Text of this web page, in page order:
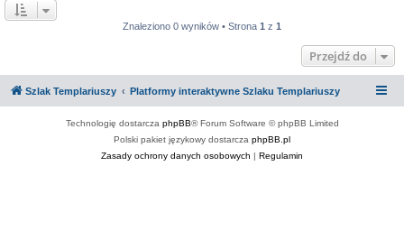
Znaleziono 0 wyników • Strona 1 z 1
Przejdź do
Szlak Templariuszy Platformy interaktywne Szlaku Templariuszy
Technologię dostarcza phpBB® Forum Software © phpBB Limited
Polski pakiet językowy dostarcza phpBB.pl
Zasady ochrony danych osobowych | Regulamin